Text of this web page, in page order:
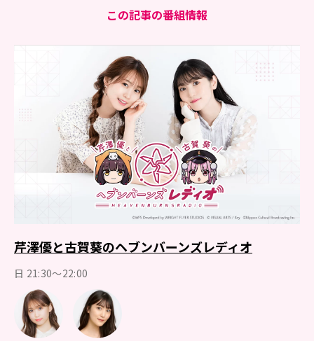
この記事の番組情報
芹澤優と古賀葵のヘブンバーンズレディオ
日 21:30～22:00